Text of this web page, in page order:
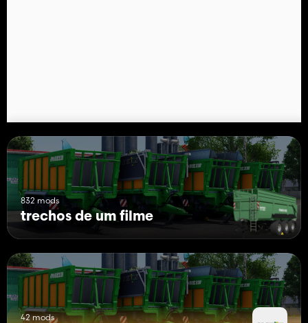
832 mods
trechos de um filme
42 mods